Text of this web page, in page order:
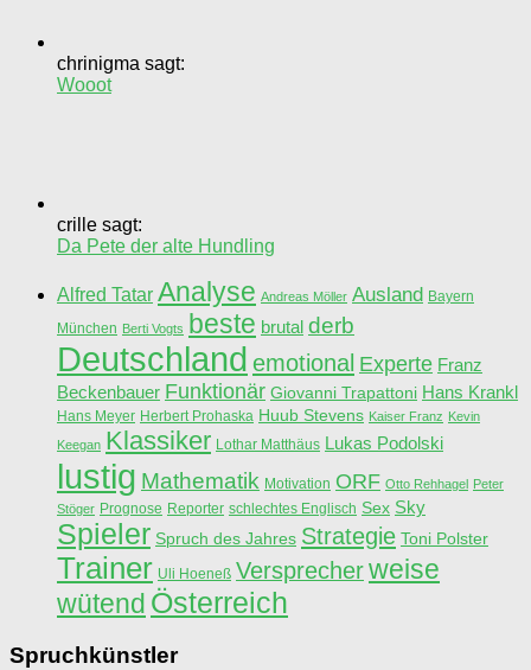
chrinigma sagt:
Wooot
crille sagt:
Da Pete der alte Hundling
Alfred Tatar Analyse Andreas Möller Ausland Bayern
München Berti Vogts beste brutal derb
Deutschland emotional Experte Franz
Beckenbauer Funktionär Giovanni Trapattoni Hans Krankl
Hans Meyer Herbert Prohaska Huub Stevens Kaiser Franz Kevin
Keegan Klassiker Lothar Matthäus Lukas Podolski
lustig Mathematik Motivation ORF Otto Rehhagel
Peter
Stöger Prognose Reporter schlechtes Englisch Sex Sky
Spieler Spruch des Jahres Strategie Toni Polster
Trainer Uli Hoeneß Versprecherweise
wütend Österreich
Spruchkünstler